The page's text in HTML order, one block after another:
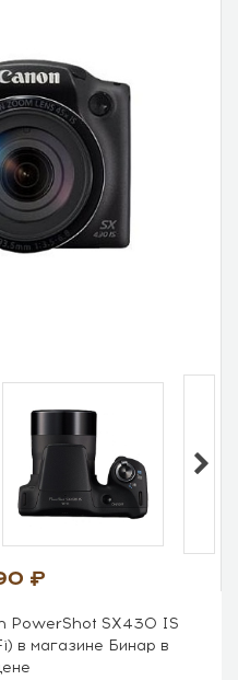
PowerShot SX430 IS
в магазине Бинар в